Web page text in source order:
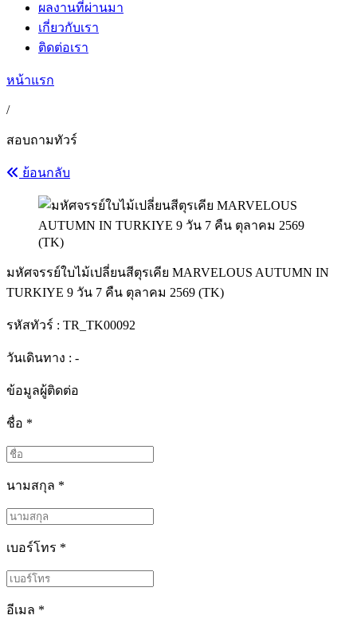
ผลงานที่ผ่านมา
เกี่ยวกับเรา
ติดต่อเรา
หน้าแรก
/
สอบถามทัวร์
ย้อนกลับ
มหัศจรรย์ใบไม้เปลี่ยนสีตุรเคีย MARVELOUS AUTUMN IN
TURKIYE 9 วัน 7 คืน ตุลาคม 2569 (TK)
รหัสทัวร์ : TR_TK00092
วันเดินทาง : -
ข้อมูลผู้ติดต่อ
ชื่อ *
นามสกุล *
เบอร์โทร *
อีเมล *